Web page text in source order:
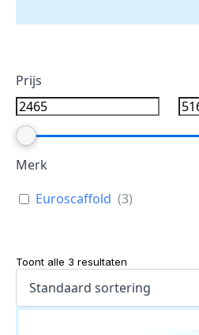
Prijs
Merk
Euroscaffold (3)
Toont alle 3 resultaten